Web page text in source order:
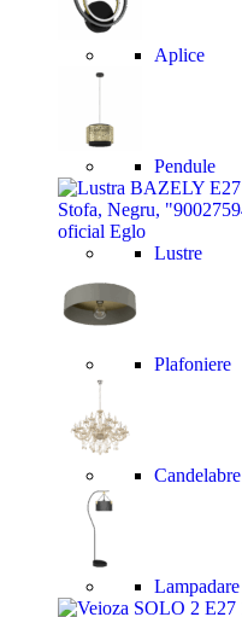
Aplice
Pendule
Lustre
Plafoniere
Candelabre
Lampadare